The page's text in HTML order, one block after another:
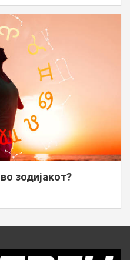
зодијакот?